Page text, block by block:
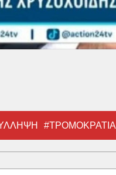
#ΤΡΟΜΟΚΡΑΤΙΑ